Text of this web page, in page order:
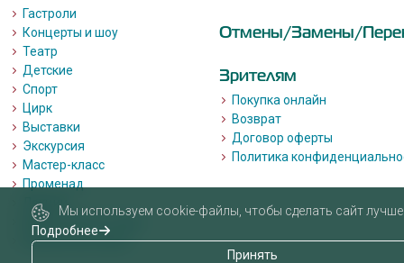
Гастроли
Концерты и шоу
Театр
Детские
Спорт
Цирк
Выставки
Экскурсия
Мастер-класс
Променад
Лекции
Квизы, квесты, игры.
Пушкинская карта
Отмены/Замены/
Зрителям
Покупка онлайн
Возврат
Договор оферты
Политика
Мы используем cookie-файлы, чтобы сделать сайт лучше
Подробнее
Принять